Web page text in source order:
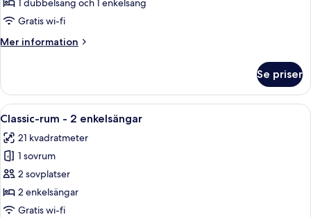
1 dubbelsäng och 1 enkelsäng
Gratis wi-fi
Mer information
Mer
(Classic)
Se priser
Öppna
alla
foton
för
Classic-
rum
-
Classic-rum - 2 enkelsängar |
8
Classic-rum - 2 enkelsängar
21 kvadratmeter
1 sovrum
2 sovplatser
2 enkelsängar
Gratis wi-fi